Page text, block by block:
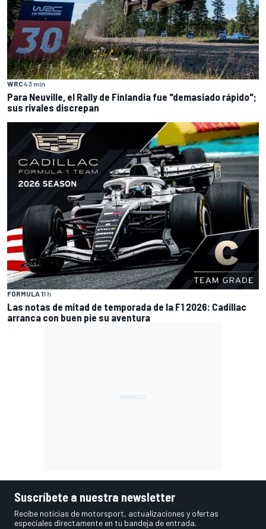
WRC43 min
Para Neuville, el Rally de Finlandia fue "demasiado rápido";
sus rivales discrepan
FÓRMULA 11 h
Las notas de mitad de temporada de la F1 2026: Cadillac
arranca con buen pie su aventura
Suscríbete a nuestra newsletter
Recibe noticias de motorsport, actualizaciones y ofertas
especiales directamente en tu bandeja de entrada.